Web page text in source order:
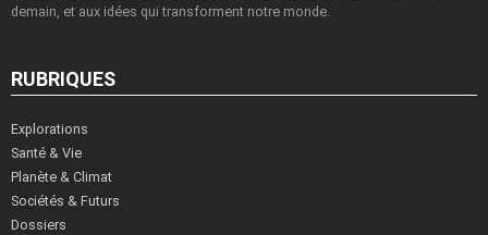
demain, et aux idées qui transforment notre monde.
RUBRIQUES
Explorations
Santé & Vie
Planète & Climat
Sociétés & Futurs
Dossiers